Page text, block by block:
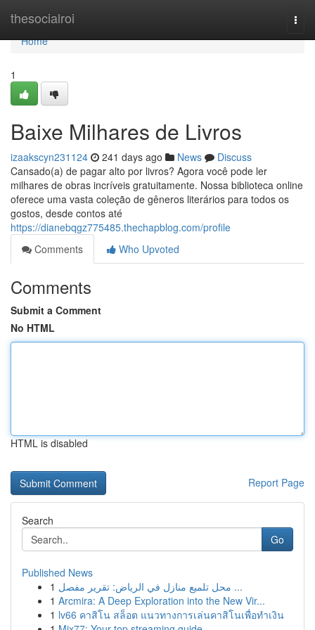
thesocialroi
Home
Home
1
Baixe Milhares de Livros
izaakscyn231124 241 days ago News
Discuss
Cansado(a) de pagar alto por livros? Agora você pode ler
milhares de obras incríveis gratuitamente. Nossa biblioteca online
oferece uma vasta coleção de gêneros literários para todos os
gostos, desde contos até
https://dianebqgz775485.thechapblog.com/profile
Comments
Who Upvoted
Comments
Submit a Comment
No HTML
HTML is disabled
Report Page
Search
Go
Published News
1
محل تلميع منازل في الرياض: تقرير مفصل ...
1 Arcmira: A Deep Exploration into the New Vir...
1 lv66 คาสิโน สล็อต แนวทางการเล่นคาสิโนเพื่อทำเงิน